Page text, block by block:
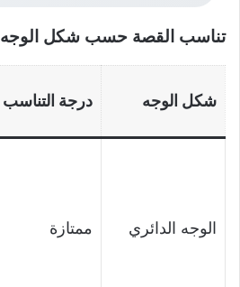
تناسب القصة حسب شكل الوجه
شكل الوجه درجة التناسب
الوجه الدائري ممتازة